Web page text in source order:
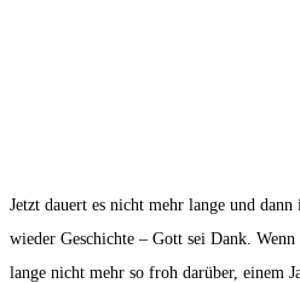
Jetzt dauert es nicht mehr lange und dann
wieder Geschichte – Gott sei Dank.
lange nicht mehr so froh darüber, einem